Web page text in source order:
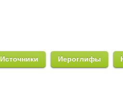
Источники Иероглифы